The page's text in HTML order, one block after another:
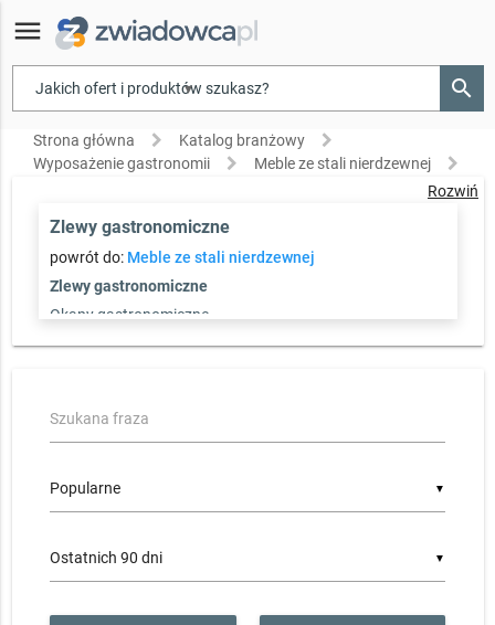
menu
▾ search
Strona główna
Katalog branżowy
Wyposażenie gastronomii
Meble ze stali nierdzewnej
Rozwiń
Zlewy gastronomiczne
powrót do: Meble ze stali nierdzewnej
Zlewy gastronomiczne
Okapy gastronomiczne
Stoły ze stali nierdzewnej
Szukana fraza
▼
▼